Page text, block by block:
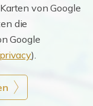
von Google
die
Google
).